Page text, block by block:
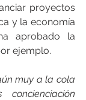
proyectos
y la economía
aprobado la
ejemplo.
muy a la cola